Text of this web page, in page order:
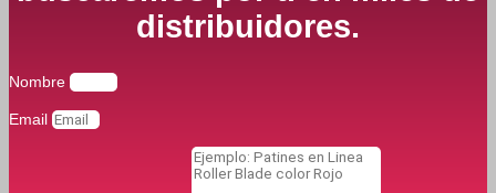
distribuidores.
Nombre
Email